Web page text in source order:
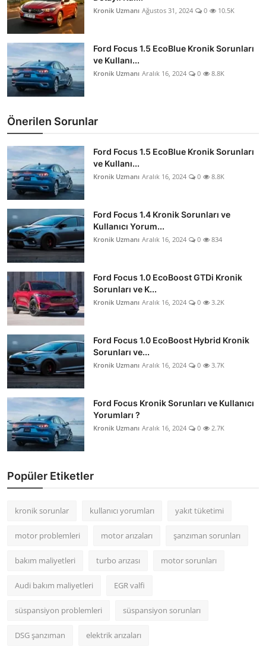
Kronik Uzmanı Ağustos 31, 2024 0 10.5K
Ford Focus 1.5 EcoBlue Kronik Sorunları
ve Kullanı...
Kronik Uzmanı Aralık 16, 2024 0 8.8K
Önerilen Sorunlar
Ford Focus 1.5 EcoBlue Kronik Sorunları
ve Kullanı...
Kronik Uzmanı Aralık 16, 2024 0 8.8K
Ford Focus 1.4 Kronik Sorunları ve
Kullanıcı Yorum...
Kronik Uzmanı Aralık 16, 2024 0 834
Ford Focus 1.0 EcoBoost GTDi Kronik
Sorunları ve K...
Kronik Uzmanı Aralık 16, 2024 0 3.2K
Ford Focus 1.0 EcoBoost Hybrid Kronik
Sorunları ve...
Kronik Uzmanı Aralık 16, 2024 0 3.7K
Ford Focus Kronik Sorunları ve Kullanıcı
Yorumları ?
Kronik Uzmanı Aralık 16, 2024 0 2.7K
Popüler Etiketler
kronik sorunlar kullanıcı yorumları yakıt tüketimi
motor problemleri motor arızaları şanzıman sorunları
bakım maliyetleri turbo arızası motor sorunları
Audi bakım maliyetleri EGR valfi
süspansiyon problemleri süspansiyon sorunları
DSG şanzıman elektrik arızaları